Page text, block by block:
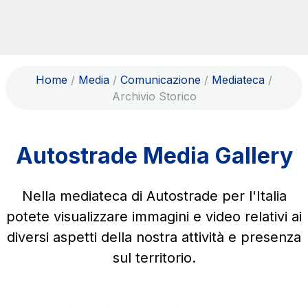
ITA
Rete
Lavora con noi
Info Viabilità
Investor Relations
Tecnologie e Sicurezza
Home / Media / Comunicazione / Mediateca /
Archivio Storico
Autostrade Media Gallery
Nella mediateca di Autostrade per l'Italia
potete visualizzare immagini e video relativi ai
diversi aspetti della nostra attività e presenza
sul territorio.